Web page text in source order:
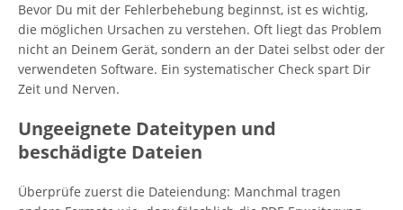
Bevor Du mit der Fehlerbehebung beginnst, ist es wichtig,
die möglichen Ursachen zu verstehen. Oft liegt das Problem
nicht an Deinem Gerät, sondern an der Datei selbst oder der
verwendeten Software. Ein systematischer Check spart Dir
Zeit und Nerven.
Ungeeignete Dateitypen und
beschädigte Dateien
Überprüfe zuerst die Dateiendung: Manchmal tragen